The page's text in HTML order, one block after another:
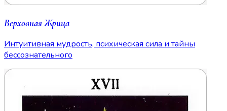
Верховная Жрица
Интуитивная мудрость, психическая сила и тайны
бессознательного